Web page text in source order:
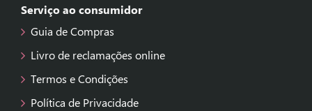
Serviço ao consumidor
Guia de Compras
Livro de reclamações online
Termos e Condições
Política de Privacidade